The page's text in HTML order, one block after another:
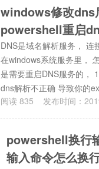
windows修改dns
powershell重启
DNS是域名解析服务， 连
在windows系统服务里，
是需要重启DNS服务的，
dns解析不正确 导致你的
阅读835 发布时间：
powershell换行
输入命令怎么换